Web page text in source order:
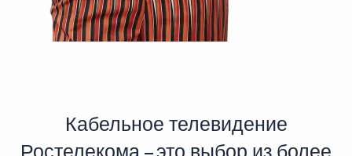
Кабельное телевидение
Ростелекома – это выбор из более